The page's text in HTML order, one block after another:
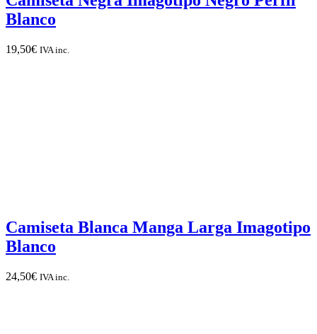
Blanco
19,50€ IVA inc.
Camiseta Blanca Manga Larga Imagotipo
Blanco
24,50€ IVA inc.